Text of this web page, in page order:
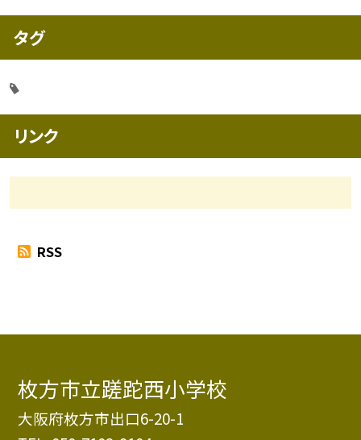
タグ
リンク
RSS
枚方市立蹉跎西小学校
大阪府枚方市出口6-20-1